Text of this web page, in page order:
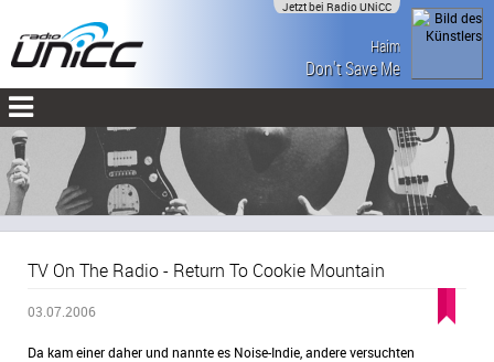
Jetzt bei Radio UNiCC
Haim
Don't Save Me
TV On The Radio - Return To Cookie Mountain
03.07.2006
Da kam einer daher und nannte es Noise-Indie, andere versuchten